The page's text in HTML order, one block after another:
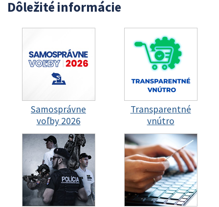
Dôležité informácie
Samosprávne
voľby 2026
Transparentné
vnútro